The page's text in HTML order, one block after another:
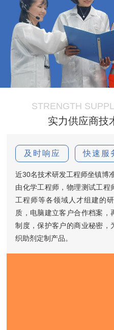
STRENGTH
实力供应商技
及时响应 快速服
近30名技术研发工程师坐镇博
由化学工程师，物理测试工
工程师等各领域人才组建的
质，电脑建立客户合作档案
制度，保护客户的商业秘密，
织助剂定制产品。